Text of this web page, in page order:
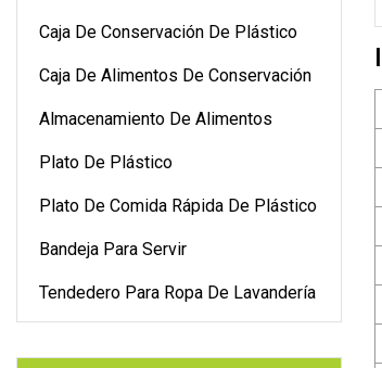
Caja De Conservación De Plástico
Caja De Alimentos De Conservación
Almacenamiento De Alimentos
Plato De Plástico
Plato De Comida Rápida De Plástico
Bandeja Para Servir
Tendedero Para Ropa De Lavandería